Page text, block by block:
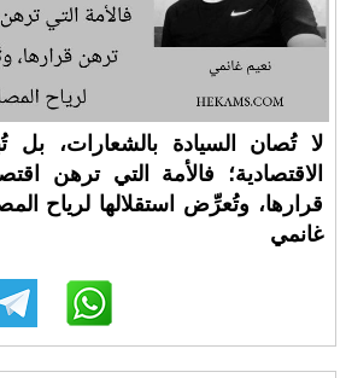
لا تُصان السيادة بالشعارات، بل
الاقتصادية؛ فالأمة التي ترهن
قرارها، وتُعرِّض استقلالها لرياح
غانمي